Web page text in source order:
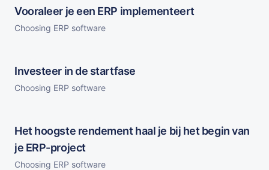
Vooraleer je een ERP implementeert
Choosing ERP software
Investeer in de startfase
Choosing ERP software
Het hoogste rendement haal je bij het begin van
je ERP-project
Choosing ERP software